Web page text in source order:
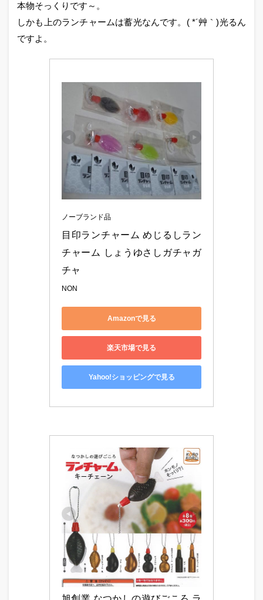
本物そっくりです～。
しかも上のランチャームは蓄光なんです。( *´艸｀)光るん
ですよ。
ノーブランド品
目印ランチャーム めじるしラン
チャーム しょうゆさしガチャガ
チャ
NON
Amazonで見る
楽天市場で見る
Yahoo!ショッピングで見る